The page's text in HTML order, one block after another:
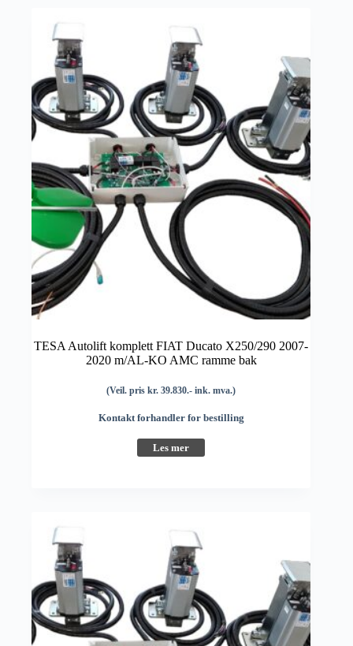
TESA Autolift komplett FIAT Ducato X250/290 2007-
2020 m/AL-KO AMC ramme bak
(Veil. pris kr. 39.830.- ink. mva.)
Kontakt forhandler for bestilling
Les mer